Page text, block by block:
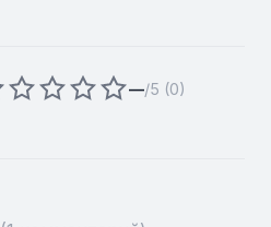
—/5 (0)